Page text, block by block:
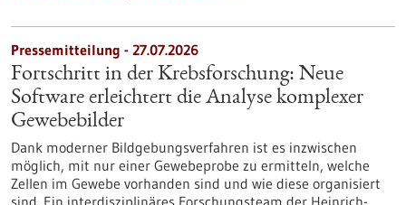
Pressemitteilung - 27.07.2026
Fortschritt in der Krebsforschung: Neue
Software erleichtert die Analyse komplexer
Gewebebilder
Dank moderner Bildgebungsverfahren ist es inzwischen
möglich, mit nur einer Gewebeprobe zu ermitteln, welche
Zellen im Gewebe vorhanden sind und wie diese organisiert
sind. Ein interdisziplinäres Forschungsteam der Heinrich-